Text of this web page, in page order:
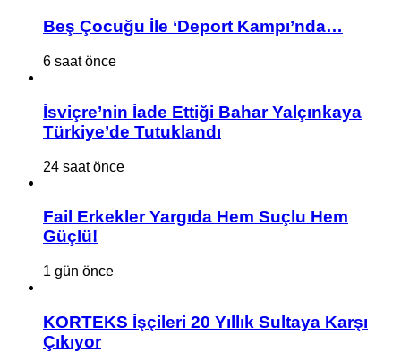
Beş Çocuğu İle ‘Deport Kampı’nda…
6 saat önce
İsviçre’nin İade Ettiği Bahar Yalçınkaya
Türkiye’de Tutuklandı
24 saat önce
Fail Erkekler Yargıda Hem Suçlu Hem
Güçlü!
1 gün önce
KORTEKS İşçileri 20 Yıllık Sultaya Karşı
Çıkıyor